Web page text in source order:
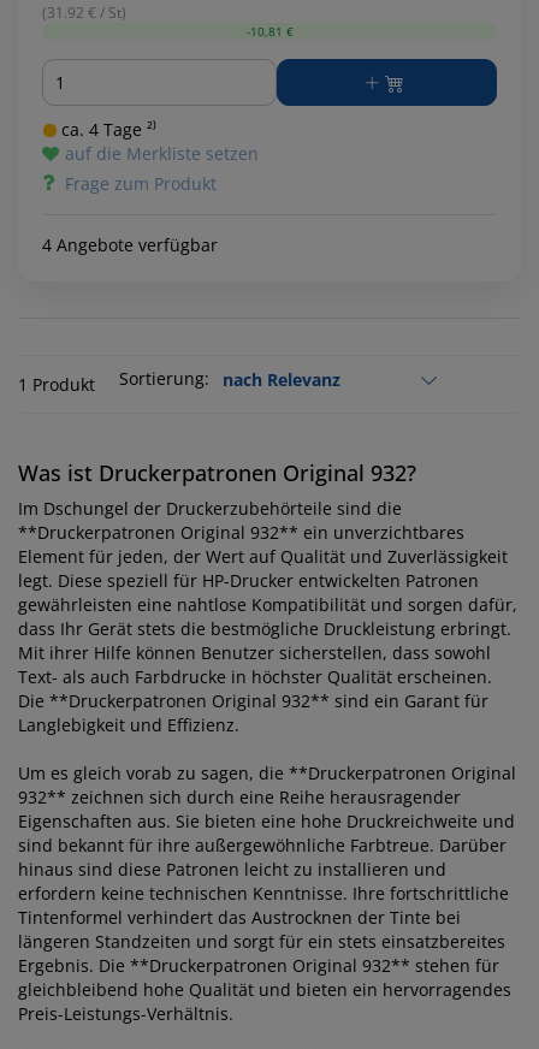
(31.92 € / St)
-10,81 €
Menge
ca. 4 Tage ²⁾
auf die Merkliste setzen
Frage zum Produkt
4 Angebote verfügbar
1 Produkt Sortierung:
Was ist Druckerpatronen Original 932?
Im Dschungel der Druckerzubehörteile sind die
**Druckerpatronen Original 932** ein unverzichtbares
Element für jeden, der Wert auf Qualität und Zuverlässigkeit
legt. Diese speziell für HP-Drucker entwickelten Patronen
gewährleisten eine nahtlose Kompatibilität und sorgen dafür,
dass Ihr Gerät stets die bestmögliche Druckleistung erbringt.
Mit ihrer Hilfe können Benutzer sicherstellen, dass sowohl
Text- als auch Farbdrucke in höchster Qualität erscheinen.
Die **Druckerpatronen Original 932** sind ein Garant für
Langlebigkeit und Effizienz.
Um es gleich vorab zu sagen, die **Druckerpatronen Original
932** zeichnen sich durch eine Reihe herausragender
Eigenschaften aus. Sie bieten eine hohe Druckreichweite und
sind bekannt für ihre außergewöhnliche Farbtreue. Darüber
hinaus sind diese Patronen leicht zu installieren und
erfordern keine technischen Kenntnisse. Ihre fortschrittliche
Tintenformel verhindert das Austrocknen der Tinte bei
längeren Standzeiten und sorgt für ein stets einsatzbereites
Ergebnis. Die **Druckerpatronen Original 932** stehen für
gleichbleibend hohe Qualität und bieten ein hervorragendes
Preis-Leistungs-Verhältnis.